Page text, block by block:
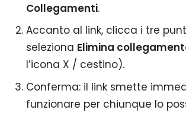
Collegamenti.
Accanto al link, clicca i tre
seleziona Elimina
l’icona X / cestino).
Conferma: il link smette
funzionare per chiunque lo